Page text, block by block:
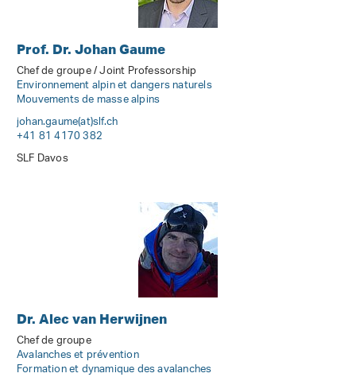
Prof. Dr. Johan Gaume
Chef de groupe / Joint Professorship
Environnement alpin et dangers naturels
Mouvements de masse alpins
johan.gaume(at)slf.ch
+41 81 4170 382
SLF Davos
Dr. Alec van Herwijnen
Chef de groupe
Avalanches et prévention
Formation et dynamique des avalanches